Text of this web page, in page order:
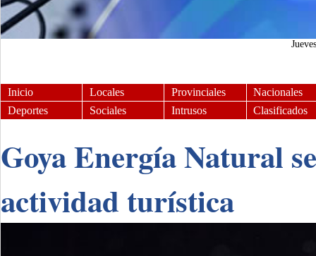
Inicio Locales Provinciales
Nacionales
Deportes
Sociales Intrusos Clasificados
Goya Energía Natural
actividad turística